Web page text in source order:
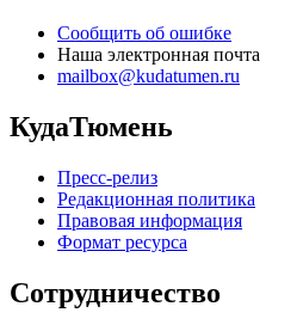
Сообщить об ошибке
Наша электронная почта
mailbox@kudatumen.ru
КудаТюмень
Пресс-релиз
Редакционная политика
Правовая информация
Формат ресурса
Сотрудничество